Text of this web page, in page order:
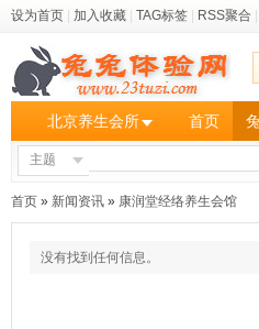
设为首页 加入收藏 TAG标签 RSS聚合
北京养生会所 首页
主题
首页 » 新闻资讯 » 康润堂经络养生会馆
没有找到任何信息。